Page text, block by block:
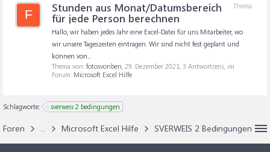
F
Thema
Stunden aus Monat/Datumsbereich
für jede Person berechnen
Hallo, wir haben jedes Jahr eine Excel-Datei für uns Mitarbeiter, wo
wir unsere Tageszeiten eintragen. Wir sind nicht fest geplant und
können von...
Thema von: fotosvonben, 29. Dezember 2021, 3 Antwort(en), im
Forum: Microsoft Excel Hilfe
Schlagworte: sverweis 2 bedingungen
Foren ... Microsoft Excel Hilfe SVERWEIS 2 Bedingungen